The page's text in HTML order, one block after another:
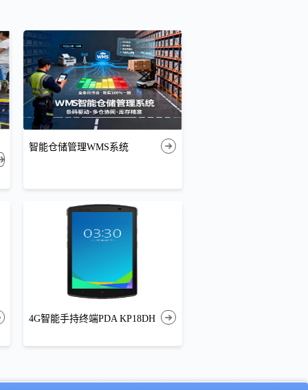
智能仓储管理WMS系统
4G智能手持终端PDA KP18DH